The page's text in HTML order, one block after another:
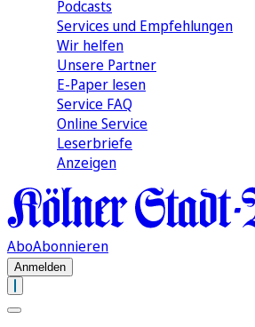
Podcasts
Services und Empfehlungen
Wir helfen
Unsere Partner
E-Paper lesen
Service FAQ
Online Service
Leserbriefe
Anzeigen
AboAbonnieren
Anmelden